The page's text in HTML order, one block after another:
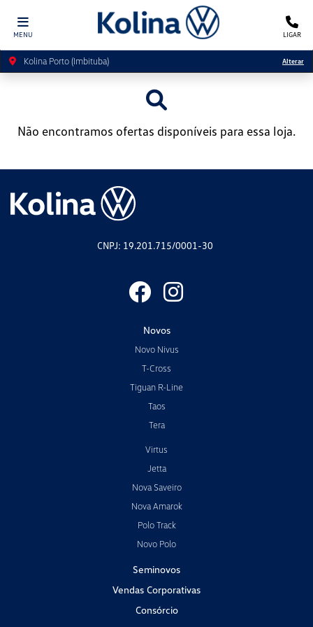
MENU LIGAR
Kolina Porto (Imbituba) Alterar
Não encontramos ofertas disponíveis para essa loja.
CNPJ: 19.201.715/0001-30
Novos
Novo Nivus
T-Cross
Tiguan R-Line
Taos
Tera
Virtus
Jetta
Nova Saveiro
Nova Amarok
Polo Track
Novo Polo
Seminovos
Vendas Corporativas
Consórcio